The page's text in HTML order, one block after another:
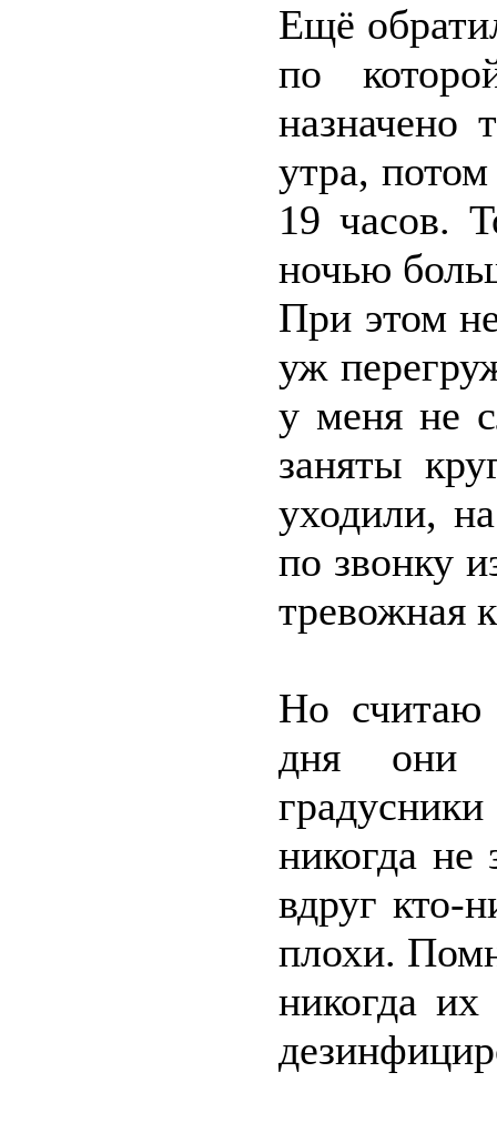
Ещё
по
назначено
утра,
19 часов.
ночью
При этом
уж
у меня не
заняты
уходили,
по звонку
тревожная
Но считаю
дня они
никогда
вдруг кто-
плохи.
никогда